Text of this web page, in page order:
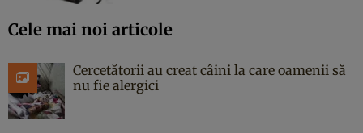
Cele mai noi articole
Cercetătorii au creat câini la care oamenii să
nu fie alergici